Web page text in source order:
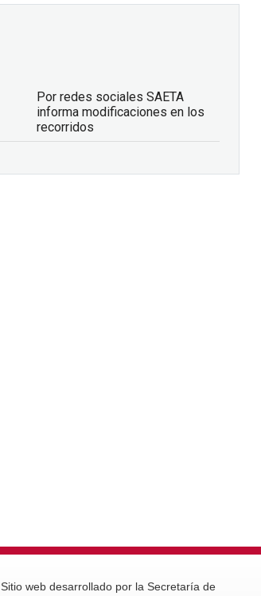
Por redes sociales SAETA
informa modificaciones en los
recorridos
Sitio web desarrollado por la Secretaría de